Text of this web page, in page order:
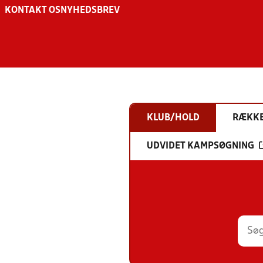
KONTAKT OS NYHEDSBREV
KLUB/HOLD
UDVIDET KAMPSØGNING